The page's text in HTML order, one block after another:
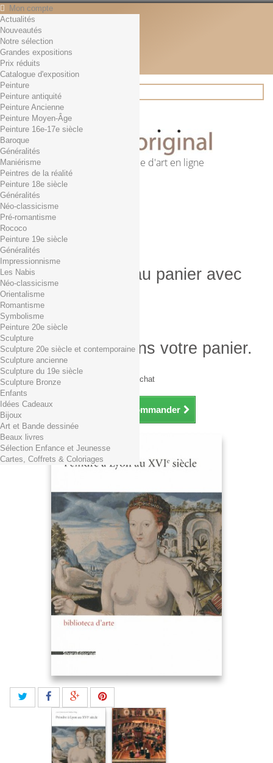
Mon compte
Contact
Français
English
Français
Actualités
Rechercher
Première librairie d'art en ligne
Panier (vide)
Aucun produit
0,01€ dès 29€ d'achat
0,00 € Total
Commander
Produit ajouté au panier avec
succès
Quantité
Total
Il y a 1 produit dans votre panier.
Total produits TTC
Frais de port TTC
0,01€ dès 29€ d'achat
Total TTC
Continuer mes achats Commander
Actualités
Nouveautés
Notre sélection
Grandes expositions
Prix réduits
Catalogue d'exposition
Peinture
Peinture antiquité
Peinture Ancienne
Peinture Moyen-Âge
Peinture 16e-17e siècle
Baroque
Généralités
Maniérisme
Peintres de la réalité
Peinture 18e siècle
Généralités
Néo-classicisme
Pré-romantisme
Rococo
Peinture 19e siècle
Généralités
Impressionnisme
Les Nabis
Néo-classicisme
Orientalisme
Romantisme
Symbolisme
Peinture 20e siècle
Sculpture
Sculpture 20e siècle et contemporaine
Sculpture ancienne
Sculpture du 19e siècle
Sculpture Bronze
Enfants
Idées Cadeaux
Bijoux
Art et Bande dessinée
Beaux livres
Sélection Enfance et Jeunesse
Cartes, Coffrets & Coloriages